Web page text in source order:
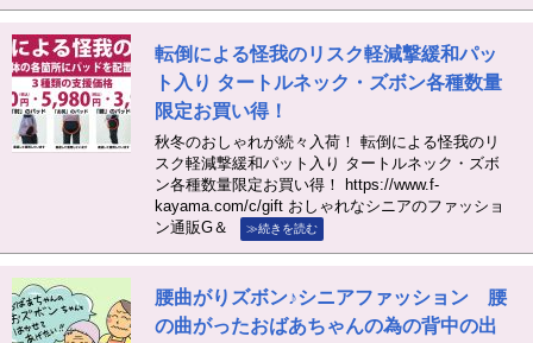
転倒による怪我のリスク軽減撃緩和パッ
ト入り タートルネック・ズボン各種数量
限定お買い得！
秋冬のおしゃれが続々入荷！ 転倒による怪我のリ
スク軽減撃緩和パット入り タートルネック・ズボ
ン各種数量限定お買い得！ https://www.f-
kayama.com/c/gift おしゃれなシニアのファッショ
ン通販G＆
≫続きを読む
腰曲がりズボン♪シニアファッション 腰
の曲がったおばあちゃんの為の背中の出